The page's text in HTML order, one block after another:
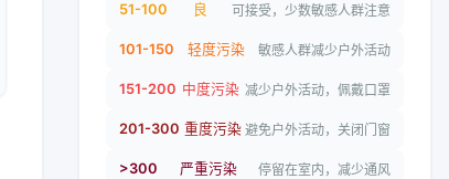
51-100 良 可接受，少数敏感人群注意
101-150 轻度污染 敏感人群减少户外活动
151-200 中度污染 减少户外活动，佩戴口罩
201-300 重度污染 避免户外活动，关闭门窗
>300 严重污染 停留在室内，减少通风